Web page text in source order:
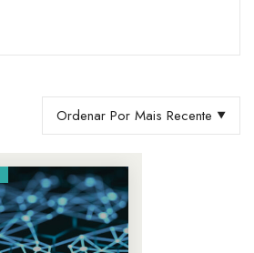
Ordenar Por Mais Recente